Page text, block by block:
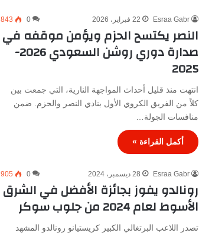
Esraa Gabr 22 فبراير، 2026 0
843
النصر يكتسح الحزم ويؤمن موقفه في
صدارة دوري روشن السعودي 2026-
2025
انتهت منذ قليل أحداث المواجهة النارية، التي جمعت بين
كلاً من الفريق الكروي الأول بنادي النصر والحزم. ضمن
منافسات الجولة…
أكمل القراءة »
Esraa Gabr 28 ديسمبر، 2024 0
905
رونالدو يفوز بجائزة الأفضل في الشرق
الأسوط لعام 2024 من جلوب سوكر
تصدر اللاعب البرتغالي الكبير كريستيانو رونالدو المشهد